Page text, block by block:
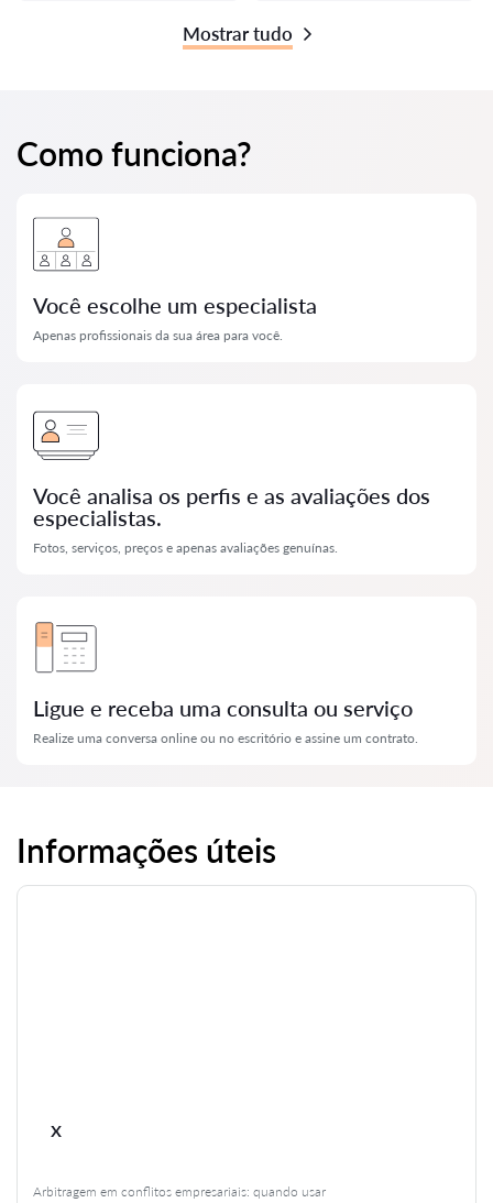
Mostrar tudo
Como funciona?
Você escolhe um especialista
Apenas profissionais da sua área para você.
Você analisa os perfis e as avaliações dos
especialistas.
Fotos, serviços, preços e apenas avaliações genuínas.
Ligue e receba uma consulta ou serviço
Realize uma conversa online ou no escritório e assine um contrato.
Informações úteis
x
Arbitragem em conflitos empresariais: quando usar